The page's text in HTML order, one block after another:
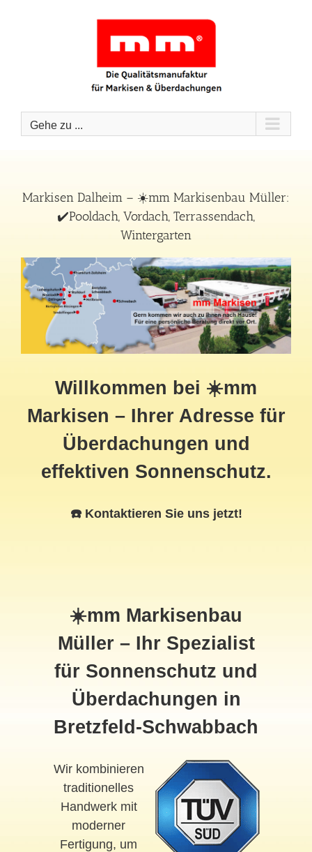
Gehe zu ...
Markisen Dalheim – ☀️mm Markisenbau Müller:
✔️Pooldach, Vordach, Terrassendach,
Wintergarten
Willkommen bei ☀️mm
Markisen – Ihrer Adresse für
Überdachungen und
effektiven Sonnenschutz.
☎️ Kontaktieren Sie uns jetzt!
☀️mm Markisenbau
Müller – Ihr Spezialist
für Sonnenschutz und
Überdachungen in
Bretzfeld-Schwabbach
Wir kombinieren
traditionelles
Handwerk mit
moderner
Fertigung, um